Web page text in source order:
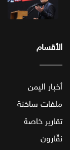
الأقسام
أخبار اليمن
ملفات ساخنة
تقارير خاصة
نقّارون